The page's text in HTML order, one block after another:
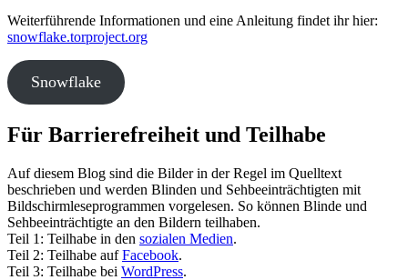
Weiterführende Informationen und eine Anleitung findet ihr hier:
snowflake.torproject.org
Snowflake
Für Barrierefreiheit und Teilhabe
Auf diesem Blog sind die Bilder in der Regel im Quelltext
beschrieben und werden Blinden und Sehbeeinträchtigten mit
Bildschirmleseprogrammen vorgelesen. So können Blinde und
Sehbeeinträchtigte an den Bildern teilhaben.
Teil 1: Teilhabe in den sozialen Medien.
Teil 2: Teilhabe aufFacebook.
Teil 3: Teilhabe bei WordPress.